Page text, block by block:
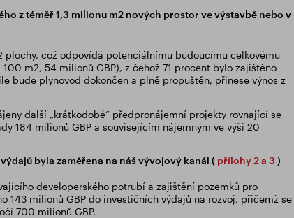
z téměř 1,3 milionu m2 nových prostor ve výstavbě nebo v
plochy, což odpovídá potenciálnímu budoucímu celkovému
m2, 54 milionů GBP), z čehož 71 procent bylo zajištěno
bude plynovod dokončen a plně propuštěn, přinese výnos z
další „krátkodobé“ předpronájemní projekty rovnající se
184 milionů GBP a souvisejícím nájemným ve výši 20
byla zaměřena na náš vývojový kanál ( přílohy 2 a 3 )
developerského potrubí a zajištění pozemků pro
143 milionů GBP do investičních výdajů na rozvoj, přičemž se
700 milionů GBP.